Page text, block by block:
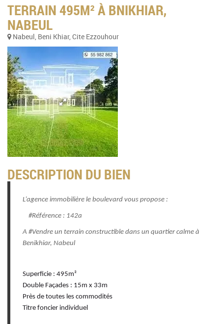
TERRAIN 495M² À BNIKHIAR,
NABEUL
Nabeul, Beni Khiar, Cite Ezzouhour
DESCRIPTION DU BIEN
L’agence immobilière le boulevard vous propose :
#Référence : 142a
A #Vendre un terrain constructible dans un quartier calme à
Benikhiar, Nabeul
Superficie : 495m²
Double Façades : 15m x 33m
Près de toutes les commodités
Titre foncier individuel